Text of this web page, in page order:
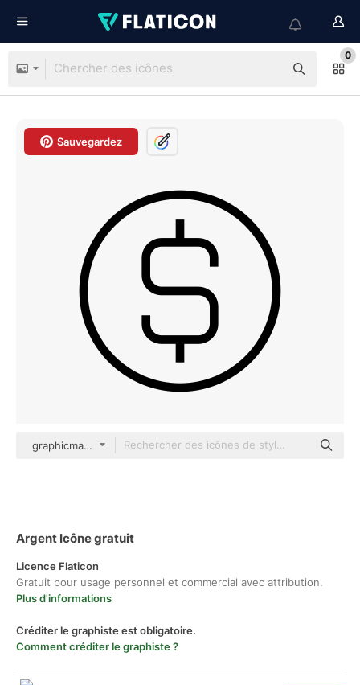
0
Sauvegardez
graphicmall Others
Argent Icône gratuit
Licence Flaticon
Gratuit pour usage personnel et commercial avec attribution.
Plus d'informations
Créditer le graphiste est obligatoire.
Comment créditer le graphiste ?